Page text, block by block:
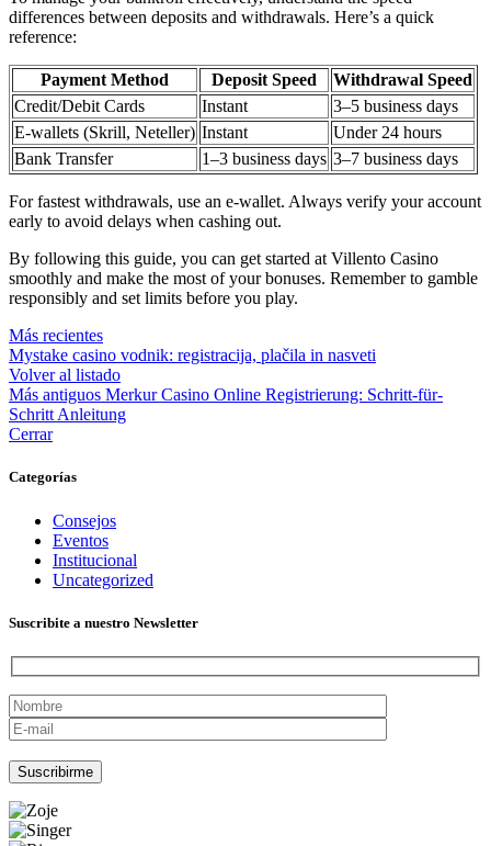
differences between deposits and withdrawals. Here’s a quick
reference:
Payment Method Deposit Speed
Withdrawal Speed
Credit/Debit Cards
Instant
3–5 business days
E-wallets (Skrill, Neteller) Instant
Under 24 hours
Bank Transfer
1–3 business days 3–7 business days
For fastest withdrawals, use an e-wallet. Always verify your account
early to avoid delays when cashing out.
By following this guide, you can get started at Villento Casino
smoothly and make the most of your bonuses. Remember to gamble
responsibly and set limits before you play.
Más recientes
Mystake casino vodnik: registracija, plačila in nasveti
Volver al listado
Más antiguos Merkur Casino Online Registrierung: Schritt-für-
Schritt Anleitung
Cerrar
Categorías
Consejos
Eventos
Institucional
Uncategorized
Suscribite a nuestro Newsletter